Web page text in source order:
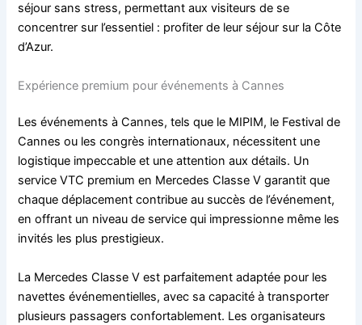
séjour sans stress, permettant aux visiteurs de se
concentrer sur l’essentiel : profiter de leur séjour sur la Côte
d’Azur.
Expérience premium pour événements à Cannes
Les événements à Cannes, tels que le MIPIM, le Festival de
Cannes ou les congrès internationaux, nécessitent une
logistique impeccable et une attention aux détails. Un
service VTC premium en Mercedes Classe V garantit que
chaque déplacement contribue au succès de l’événement,
en offrant un niveau de service qui impressionne même les
invités les plus prestigieux.
La Mercedes Classe V est parfaitement adaptée pour les
navettes événementielles, avec sa capacité à transporter
plusieurs passagers confortablement. Les organisateurs